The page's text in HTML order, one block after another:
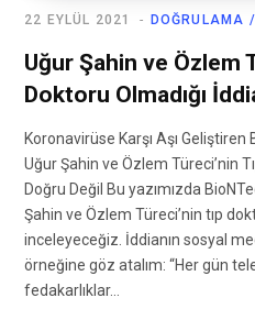
DOĞRULAMA
22 EYLÜL 2021
Uğur Şahin ve Özlem
Doktoru Olmadığı
Koronavirüse Karşı Aşı
Uğur Şahin ve Özlem Türeci’nin
Doğru Değil Bu yazımızda
Şahin ve Özlem Türeci’nin tıp
inceleyeceğiz. İddianın sosyal
örneğine göz atalım: “Her gün
fedakarlıklar…